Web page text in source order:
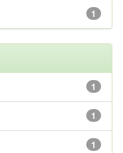
1
1
1
1